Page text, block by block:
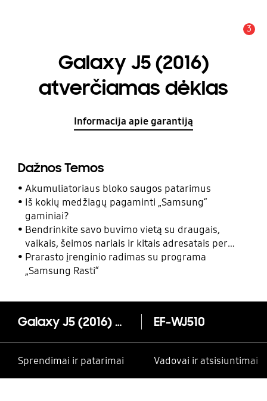
3
Galaxy J5 (2016)
atverčiamas dėklas
Informacija apie garantiją
Dažnos Temos
Akumuliatoriaus bloko saugos patarimus
Iš kokių medžiagų pagaminti „Samsung“
gaminiai?
Bendrinkite savo buvimo vietą su draugais,
vaikais, šeimos nariais ir kitais adresatais per
programą „Samsung Rasti“
Prarasto įrenginio radimas su programa
„Samsung Rasti“
Galaxy J5 (2016) atverčiamas dėklas EF-WJ510
Sprendimai ir patarimai Vadovai ir atsisiuntimai